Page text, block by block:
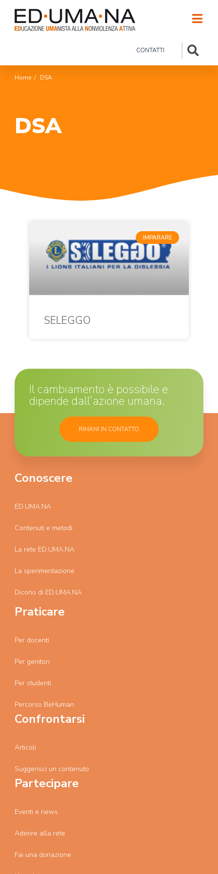
CONTATTI
Home / DSA
DSA
IMPARARE
SELEGGO
Il cambiamento è possibile e
dipende dall’azione umana.
RIMANI IN CONTATTO
Conoscere
ED.UMA.NA
Contenuti e metodi
La rete ED.UMA.NA
La sperimentazione
Dicono di ED.UMA.NA
Praticare
Per docenti
Per genitori
Per studenti
Percorso BeHuman
Confrontarsi
Articoli
Suggerisci un contenuto
Partecipare
Eventi e news
Aderire alla rete
Fai una donazione